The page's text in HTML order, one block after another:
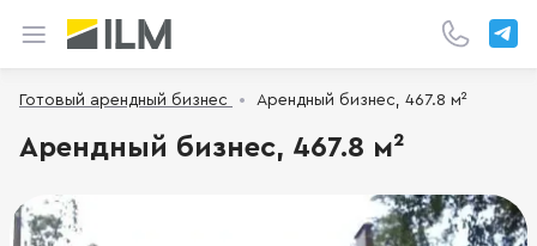
Готовый арендный бизнес Арендный бизнес, 467.8 м²
Арендный бизнес, 467.8 м²